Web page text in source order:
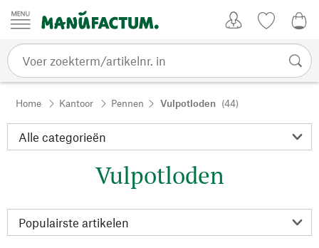
Passer au contenu
Home Kantoor Pennen Vulpotloden (44)
Vulpotloden